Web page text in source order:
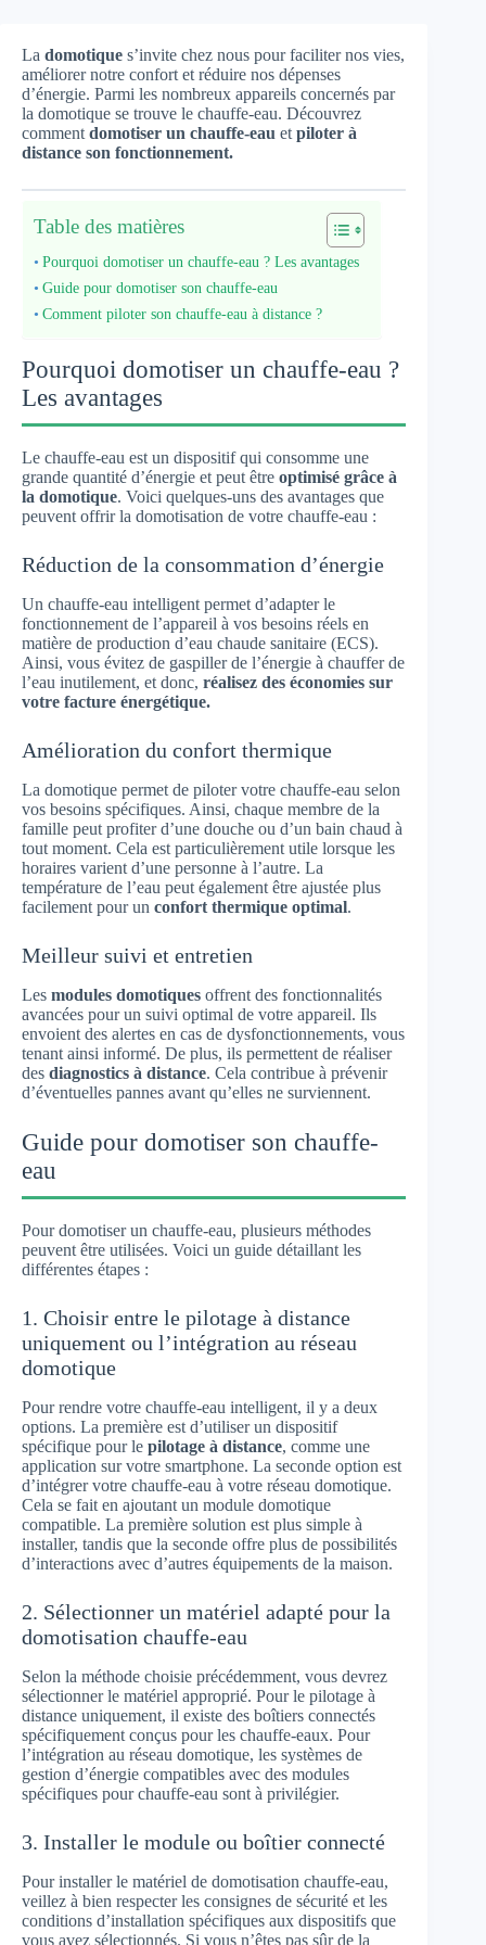
La domotique s’invite chez nous pour faciliter nos vies,
améliorer notre confort et réduire nos dépenses
d’énergie. Parmi les nombreux appareils concernés par
la domotique se trouve le chauffe-eau. Découvrez
comment domotiser un chauffe-eau et piloter à
distance son fonctionnement.
Table des matières
Pourquoi domotiser un chauffe-eau ? Les avantages
Guide pour domotiser son chauffe-eau
Comment piloter son chauffe-eau à distance ?
Pourquoi domotiser un chauffe-eau ?
Les avantages
Le chauffe-eau est un dispositif qui consomme une
grande quantité d’énergie et peut être optimisé grâce à
la domotique. Voici quelques-uns des avantages que
peuvent offrir la domotisation de votre chauffe-eau :
Réduction de la consommation d’énergie
Un chauffe-eau intelligent permet d’adapter le
fonctionnement de l’appareil à vos besoins réels en
matière de production d’eau chaude sanitaire (ECS).
Ainsi, vous évitez de gaspiller de l’énergie à chauffer de
l’eau inutilement, et donc, réalisez des économies sur
votre facture énergétique.
Amélioration du confort thermique
La domotique permet de piloter votre chauffe-eau selon
vos besoins spécifiques. Ainsi, chaque membre de la
famille peut profiter d’une douche ou d’un bain chaud à
tout moment. Cela est particulièrement utile lorsque les
horaires varient d’une personne à l’autre. La
température de l’eau peut également être ajustée plus
facilement pour un confort thermique optimal.
Meilleur suivi et entretien
Les modules domotiques offrent des fonctionnalités
avancées pour un suivi optimal de votre appareil. Ils
envoient des alertes en cas de dysfonctionnements, vous
tenant ainsi informé. De plus, ils permettent de réaliser
des diagnostics à distance. Cela contribue à prévenir
d’éventuelles pannes avant qu’elles ne surviennent.
Guide pour domotiser son chauffe-
eau
Pour domotiser un chauffe-eau, plusieurs méthodes
peuvent être utilisées. Voici un guide détaillant les
différentes étapes :
1. Choisir entre le pilotage à distance
uniquement ou l’intégration au réseau
domotique
Pour rendre votre chauffe-eau intelligent, il y a deux
options. La première est d’utiliser un dispositif
spécifique pour le pilotage à distance, comme une
application sur votre smartphone. La seconde option est
d’intégrer votre chauffe-eau à votre réseau domotique.
Cela se fait en ajoutant un module domotique
compatible. La première solution est plus simple à
installer, tandis que la seconde offre plus de possibilités
d’interactions avec d’autres équipements de la maison.
2. Sélectionner un matériel adapté pour la
domotisation chauffe-eau
Selon la méthode choisie précédemment, vous devrez
sélectionner le matériel approprié. Pour le pilotage à
distance uniquement, il existe des boîtiers connectés
spécifiquement conçus pour les chauffe-eaux. Pour
l’intégration au réseau domotique, les systèmes de
gestion d’énergie compatibles avec des modules
spécifiques pour chauffe-eau sont à privilégier.
3. Installer le module ou boîtier connecté
Pour installer le matériel de domotisation chauffe-eau,
veillez à bien respecter les consignes de sécurité et les
conditions d’installation spécifiques aux dispositifs que
vous avez sélectionnés. Si vous n’êtes pas sûr de la